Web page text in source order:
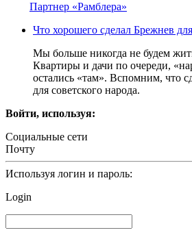
Партнер «Рамблера»
Что хорошего сделал Брежнев
Мы больше никогда не будем
Квартиры и дачи по очереди,
остались «там». Вспомним, что
для советского народа.
Войти, используя:
Социальные сети
Почту
Используя логин и пароль:
Login